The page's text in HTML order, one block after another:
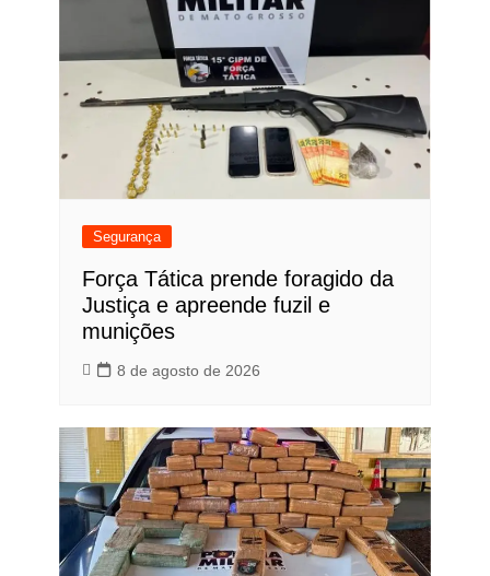
Segurança
Força Tática prende foragido da
Justiça e apreende fuzil e
munições
8 de agosto de 2026